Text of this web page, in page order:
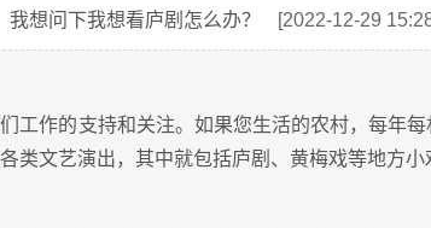
想问下我想看庐剧怎么办？ [2022-12-29
工作的支持和关注。如果您生活的农村，每年
类文艺演出，其中就包括庐剧、黄梅戏等地方小